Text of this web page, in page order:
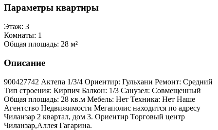
Параметры квартиры
Этаж: 3
Комнаты: 1
Общая площадь: 28 м²
Описание
900427742 Актепа 1/3/4 Ориентир: Гульхани Ремонт: Средний
Тип строения: Кирпич Балкон: 1/3 Санузел: Совмещенный
Общая площадь: 28 кв.м Мебель: Нет Техника: Нет Наше
Агентство Недвижимости Мегаполис находится по адресу
Чиланзар 2 квартал, дом 3. Ориентир Торговый центр
Чиланзар,Аллея Гагарина.